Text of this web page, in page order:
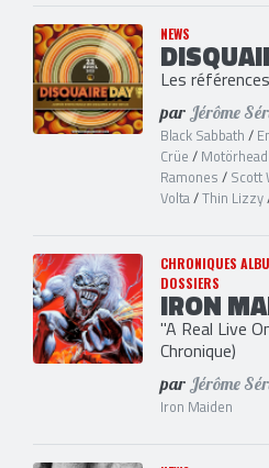
NEWS
Les
par Jérôme
Black Sabbath /
Crüe / Motörhead
Ramones / Scott
Volta/Thin Lizzy
CHRONIQUES
DOSSIERS
IRON
"A Real Live
Chronique)
par Jérôme
Iron Maiden